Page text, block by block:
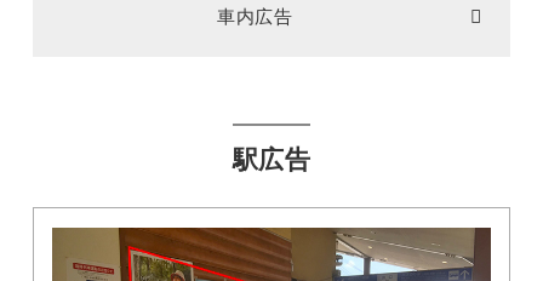
車内広告
駅広告